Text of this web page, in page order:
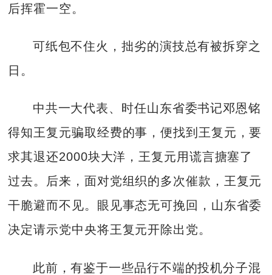
后挥霍一空。
可纸包不住火，拙劣的演技总有被拆穿之
日。
中共一大代表、时任山东省委书记邓恩铭
得知王复元骗取经费的事，便找到王复元，要
求其退还2000块大洋，王复元用谎言搪塞了
过去。后来，面对党组织的多次催款，王复元
干脆避而不见。眼见事态无可挽回，山东省委
决定请示党中央将王复元开除出党。
此前，有鉴于一些品行不端的投机分子混